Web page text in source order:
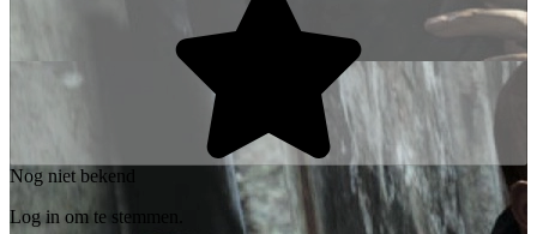
Nog niet bekend
Log in om te stemmen.